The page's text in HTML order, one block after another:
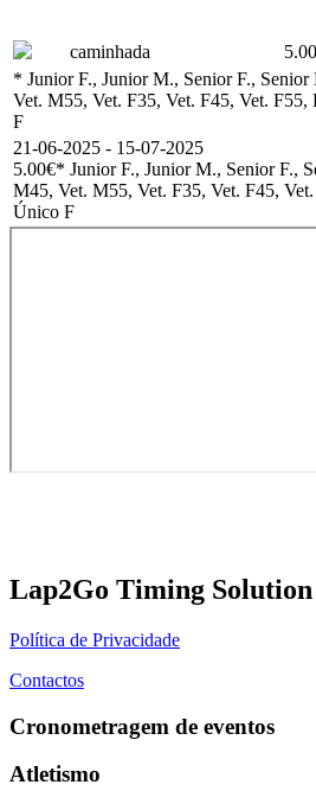
caminhada
* Junior F., Junior M., Senior F.,
Vet. M55, Vet. F35, Vet. F45, Vet.
F
21-06-2025 - 15-07-2025
5.00€* Junior F., Junior M., Senior F.,
M45, Vet. M55, Vet. F35, Vet. F45,
Único F
Lap2Go Timing Solution
Política de Privacidade
Contactos
Cronometragem de eventos
Atletismo